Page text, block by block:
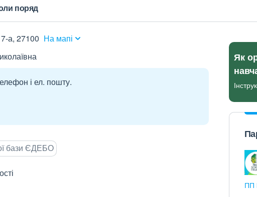
поряд
а, 27100 На мапі
і ел. пошту.
бази ЄДЕБО
Як
ПП